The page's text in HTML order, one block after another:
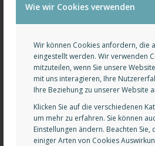
Wie wir Cookies verwenden
Wir können Cookies anfordern, die
eingestellt werden. Wir verwenden
mitzuteilen, wenn Sie unsere
mit uns interagieren, Ihre
Ihre Beziehung zu unserer Website
Klicken Sie auf die verschiedenen
um mehr zu erfahren. Sie können
Einstellungen ändern. Beachten Sie,
einiger Arten von Cookies
Umstellung von Nahrungsmitteln oder